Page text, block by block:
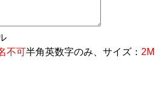
不可半角英数字のみ、サイズ： 2M